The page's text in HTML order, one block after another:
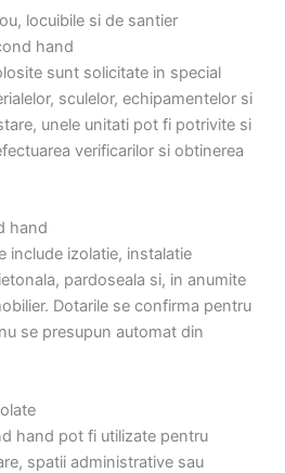
locuibile si de santier
hand
sunt solicitate in special
sculelor, echipamentelor si
unele unitati pot fi potrivite si
verificarilor si obtinerea
hand
include izolatie, instalatie
pardoseala si, in anumite
Dotarile se confirma pentru
se presupun automat din
hand pot fi utilizate pentru
spatii administrative sau